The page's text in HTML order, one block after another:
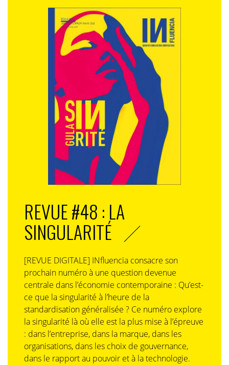
REVUE #48 : LA
SINGULARITÉ
[REVUE DIGITALE] INfluencia consacre son
prochain numéro à une question devenue
centrale dans l’économie contemporaine : Qu’est-
ce que la singularité à l’heure de la
standardisation généralisée ? Ce numéro explore
la singularité là où elle est la plus mise à l’épreuve
: dans l’entreprise, dans la marque, dans les
organisations, dans les choix de gouvernance,
dans le rapport au pouvoir et à la technologie.